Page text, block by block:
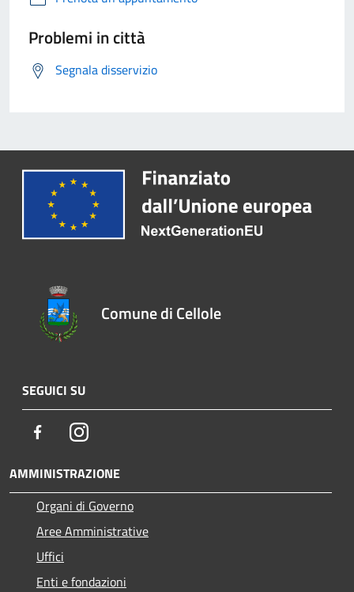
Problemi in città
Segnala disservizio
Comune di Cellole
SEGUICI SU
FacebookInstagram
AMMINISTRAZIONE
Organi di Governo
Aree Amministrative
Uffici
Enti e fondazioni